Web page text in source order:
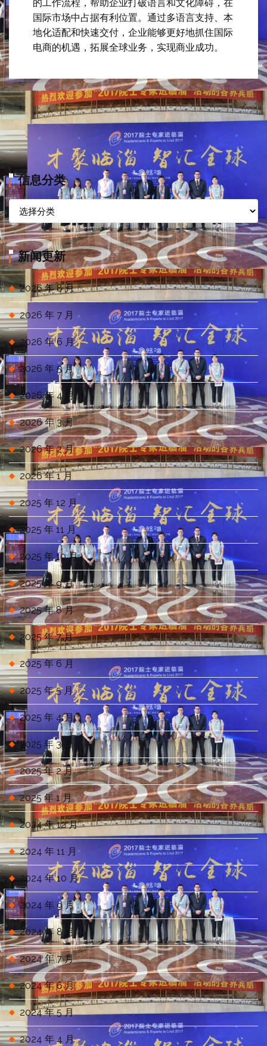
的工作流程，帮助企业打破语言和文化障碍，在
国际市场中占据有利位置。通过多语言支持、本
地化适配和快速交付，企业能够更好地抓住国际
电商的机遇，拓展全球业务，实现商业成功。
信息分类
信
息
分
类新闻更新
2026 年 8 月
2026 年 7 月
2026 年 6 月
2026 年 5 月
2026 年 4 月
2026 年 3 月
2026 年 2 月
2026 年 1 月
2025 年 12 月
2025 年 11 月
2025 年 10 月
2025 年 9 月
2025 年 8 月
2025 年 7 月
2025 年 6 月
2025 年 5 月
2025 年 4 月
2025 年 3 月
2025 年 2 月
2025 年 1 月
2024 年 12 月
2024 年 11 月
2024 年 10 月
2024 年 9 月
2024 年 8 月
2024 年 7 月
2024 年 6 月
2024 年 5 月
2024 年 4 月